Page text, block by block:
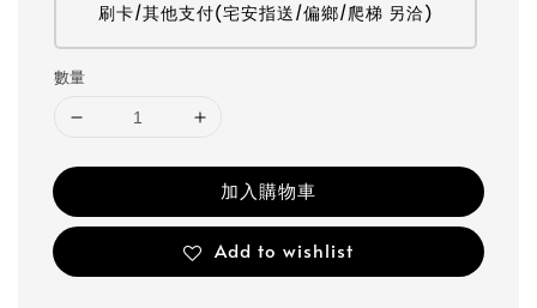
刷卡/其他支付(宅安指送/偏鄉/爬梯 另洽)
數量
加入購物車
Add to wishlist